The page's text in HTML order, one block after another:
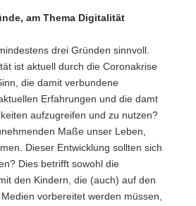
am Thema Digitalität
drei Gründen sinnvoll.
ist aktuell durch die Coronakrise
die damit verbundene
Erfahrungen und die damt
aufzugreifen und zu nutzen?
Maße unser Leben,
Dieser Entwicklung sollten sich
Dies betrifft sowohl die
den Kindern, die (auch) auf den
vorbereitet werden müssen,